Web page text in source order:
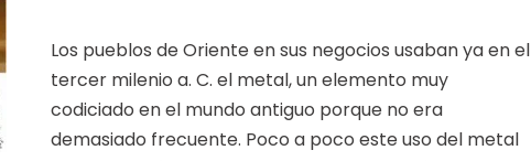
Los pueblos de Oriente en sus negocios usaban ya en el
tercer milenio a. C. el metal, un elemento muy
codiciado en el mundo antiguo porque no era
demasiado frecuente. Poco a poco este uso del metal